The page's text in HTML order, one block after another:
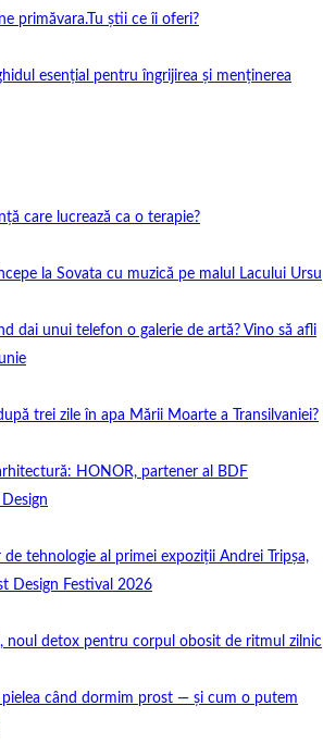
primăvara.Tu știi ce îi oferi?
esențial pentru îngrijirea și menținerea
care lucrează ca o terapie?
la Sovata cu muzică pe malul Lacului Ursu
dai unui telefon o galerie de artă? Vino să afli
trei zile în apa Mării Moarte a Transilvaniei?
HONOR, partener al BDF
tehnologie al primei expoziții Andrei Tripșa,
Design Festival 2026
noul detox pentru corpul obosit de ritmul zilnic
pielea când dormim prost — și cum o putem